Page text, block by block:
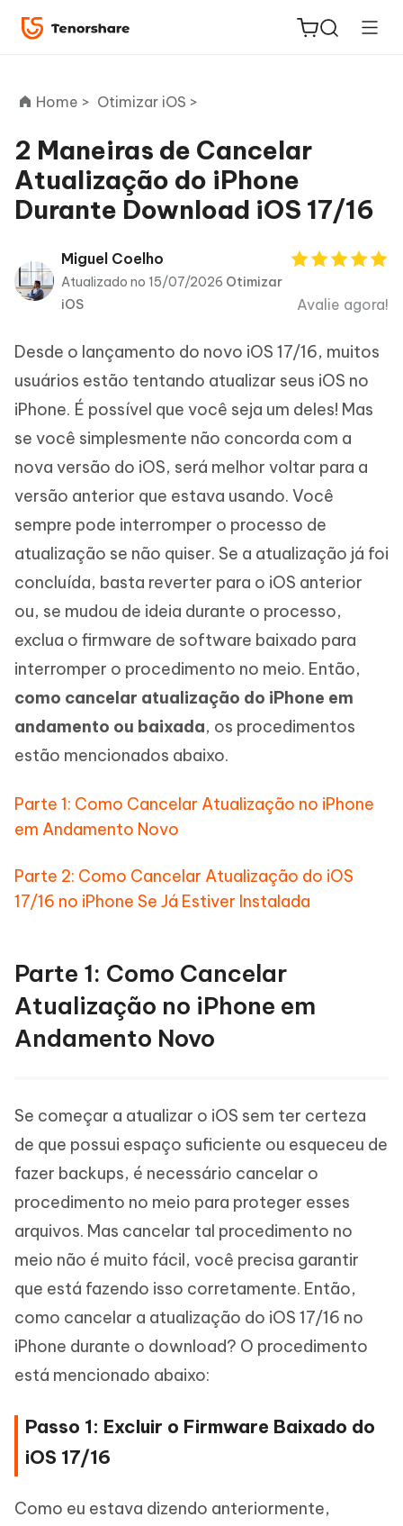
ReiBoot
for iOS
PDNob
PDF
Editor
Novo
iAnyGo
Home > Otimizar iOS >
2 Maneiras de Cancelar
Atualização do iPhone
Durante Download iOS 17/16
Miguel Coelho
Atualizado no 15/07/2026 Otimizar
iOS
Avalie agora!
Desde o lançamento do novo iOS 17/16, muitos
usuários estão tentando atualizar seus iOS no
iPhone. É possível que você seja um deles! Mas
se você simplesmente não concorda com a
nova versão do iOS, será melhor voltar para a
versão anterior que estava usando. Você
sempre pode interromper o processo de
atualização se não quiser. Se a atualização já foi
concluída, basta reverter para o iOS anterior
ou, se mudou de ideia durante o processo,
exclua o firmware de software baixado para
interromper o procedimento no meio. Então,
como cancelar atualização do iPhone em
andamento ou baixada, os procedimentos
estão mencionados abaixo.
Parte 1: Como Cancelar Atualização no iPhone
em Andamento Novo
Parte 2: Como Cancelar Atualização do iOS
17/16 no iPhone Se Já Estiver Instalada
Parte 1: Como Cancelar
Atualização no iPhone em
Andamento Novo
Se começar a atualizar o iOS sem ter certeza
de que possui espaço suficiente ou esqueceu de
fazer backups, é necessário cancelar o
procedimento no meio para proteger esses
arquivos. Mas cancelar tal procedimento no
meio não é muito fácil, você precisa garantir
que está fazendo isso corretamente. Então,
como cancelar a atualização do iOS 17/16 no
iPhone durante o download? O procedimento
está mencionado abaixo:
Passo 1: Excluir o Firmware Baixado do
iOS 17/16
Como eu estava dizendo anteriormente,